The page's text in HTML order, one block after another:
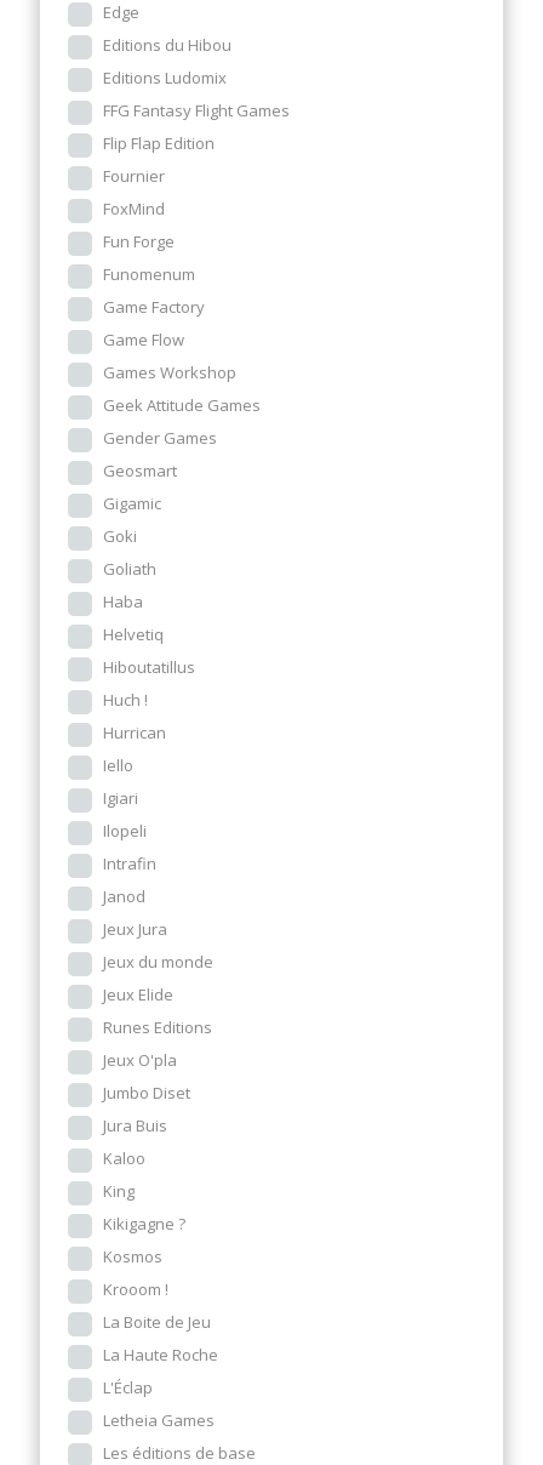
Edge
Editions du Hibou
Editions Ludomix
FFG Fantasy Flight Games
Flip Flap Edition
Fournier
FoxMind
Fun Forge
Funomenum
Game Factory
Game Flow
Games Workshop
Geek Attitude Games
Gender Games
Geosmart
Gigamic
Goki
Goliath
Haba
Helvetiq
Hiboutatillus
Huch !
Hurrican
Iello
Igiari
Ilopeli
Intrafin
Janod
Jeux Jura
Jeux du monde
Jeux Elide
Runes Editions
Jeux O'pla
Jumbo Diset
Jura Buis
Kaloo
King
Kikigagne ?
Kosmos
Krooom !
La Boite de Jeu
La Haute Roche
L'Éclap
Letheia Games
Les éditions de base